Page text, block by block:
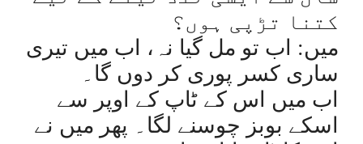
کتنا تڑپی ہوں؟
میں: اب تو مل گیا نہ، اب میں تیری
ساری کسر پوری کر دوں گا۔
اب میں اس کے ٹاپ کے اوپر سے
اسکے بوبز چوسنے لگا۔ پھر میں نے